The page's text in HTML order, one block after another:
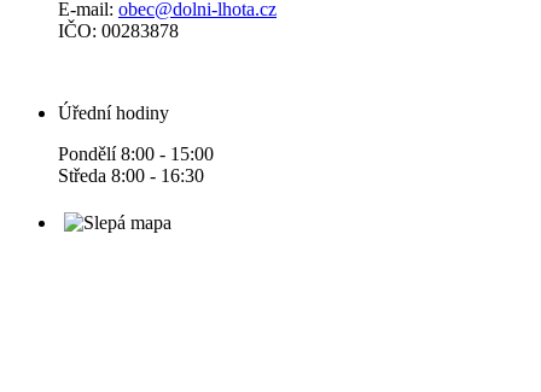
E-mail: obec@dolni-lhota.cz
IČO: 00283878
Úřední hodiny
Pondělí 8:00 - 15:00
Středa 8:00 - 16:30